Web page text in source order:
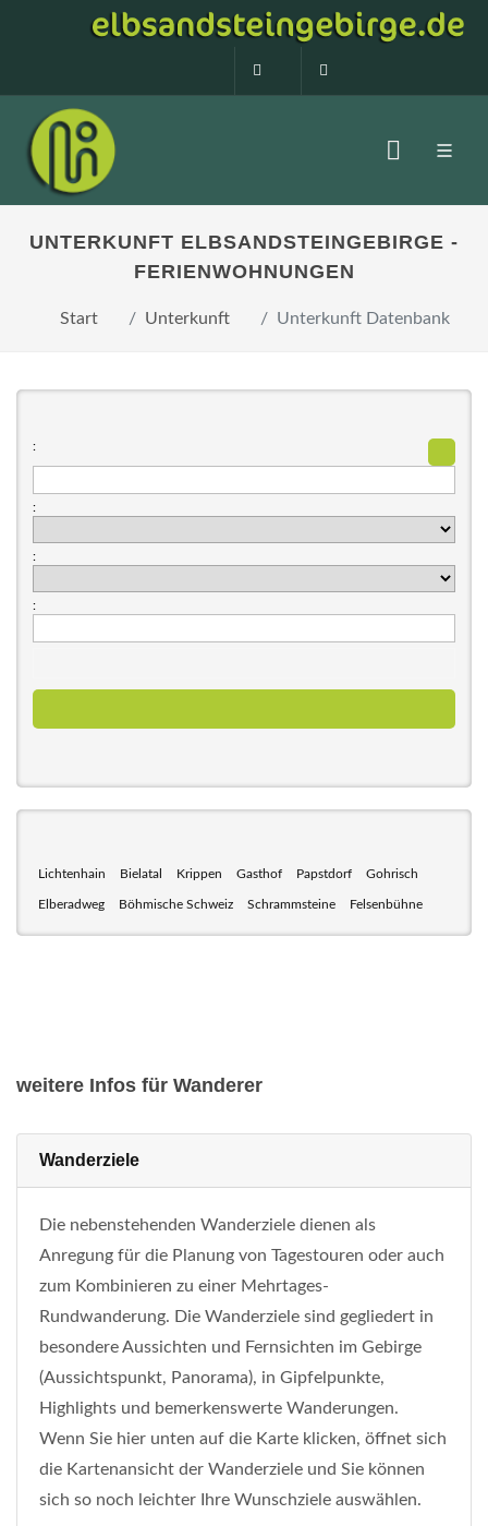
0160 99873408
UNTERKUNFT ELBSANDSTEINGEBIRGE -
FERIENWOHNUNGEN
Start Unterkunft Unterkunft Datenbank
:
:
:
:
Lichtenhain Bielatal Krippen Gasthof Papstdorf Gohrisch
Elberadweg Böhmische Schweiz Schrammsteine Felsenbühne
weitere Infos für Wanderer
Wanderziele
Die nebenstehenden Wanderziele dienen als
Anregung für die Planung von Tagestouren oder auch
zum Kombinieren zu einer Mehrtages-
Rundwanderung. Die Wanderziele sind gegliedert in
besondere Aussichten und Fernsichten im Gebirge
(Aussichtspunkt, Panorama), in Gipfelpunkte,
Highlights und bemerkenswerte Wanderungen.
Wenn Sie hier unten auf die Karte klicken, öffnet sich
die Kartenansicht der Wanderziele und Sie können
sich so noch leichter Ihre Wunschziele auswählen.